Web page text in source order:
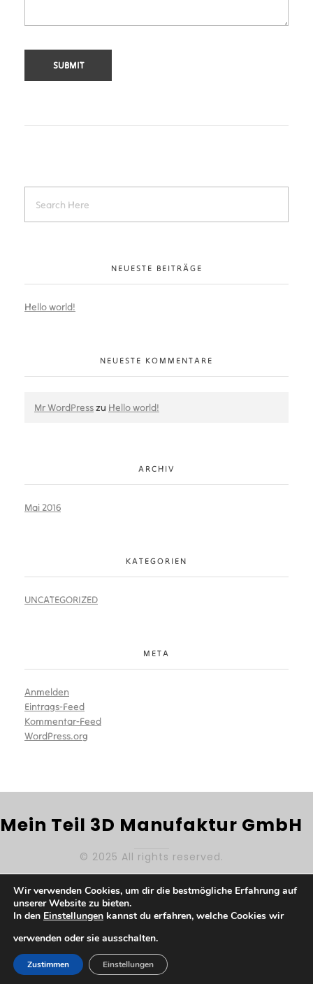
NEUESTE BEITRÄGE
Hello world!
NEUESTE KOMMENTARE
Mr WordPresszu Hello world!
ARCHIV
Mai 2016
KATEGORIEN
UNCATEGORIZED
META
Anmelden
Eintrags-Feed
Kommentar-Feed
WordPress.org
Mein Teil 3D Manufaktur GmbH
© 2025 All rights reserved.
IMPRESSUM DATENSCHUTZ
BARRIEREFREIHEIT
AGB
Wir verwenden Cookies, um dir die bestmögliche Erfahrung auf
unserer Website zu bieten.
In den Einstellungen kannst du erfahren, welche Cookies wir
verwenden oder sie ausschalten.
Zustimmen Einstellungen